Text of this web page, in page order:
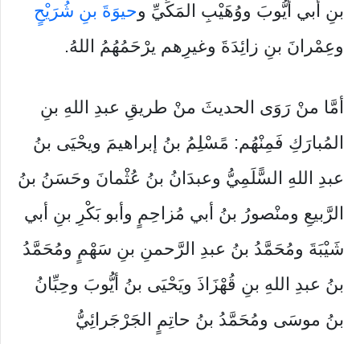
بنِ أبي أيُّوبَ ووُهَيْبِ المَكِّيِّ وحيوَةَ بنِ شُرَيْحٍ
وعِمْرانَ بنِ زائِدَةَ وغيرِهم يرْحَمُهُمُ اللهُ.
أمَّا منْ رَوَى الحديثَ منْ طريقِ عبدِ اللهِ بنِ
المُبارَكِ فَمِنْهُم: مًسْلِمُ بنُ إبراهيمَ ويحْيَى بنُ
عبدِ اللهِ السًّلَمِيُّ وعبدَانُ بنُ عُثْمانَ وحَسَنُ بنُ
الرَّبيعِ ومنْصورُ بنُ أبي مُزاحِمٍ وأبو بَكْرِ بنِ أبي
شَيْبَةَ ومُحَمَّدُ بنُ عبدِ الرَّحمنِ بنِ سَهْمٍ ومُحَمَّدُ
بنُ عبدِ اللهِ بنِ قُهْزَاذَ ويَحْيَى بنُ أيُّوبَ وحِبِّانُ
بنُ موسَى ومُحَمَّدُ بنُ حاتِمٍ الجَرْجَرائِيُّ